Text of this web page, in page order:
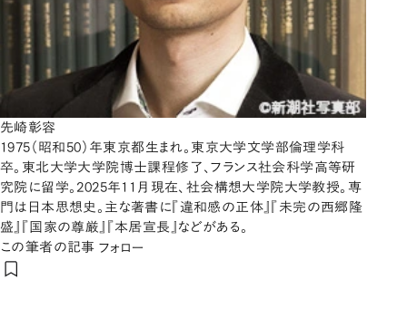
先崎彰容
1975（昭和50）年東京都生まれ。東京大学文学部倫理学科
卒。東北大学大学院博士課程修了、フランス社会科学高等研
究院に留学。2025年11月現在、社会構想大学院大学教授。専
門は日本思想史。主な著書に『違和感の正体』『未完の西郷隆
盛』『国家の尊厳』『本居宣長』などがある。
この筆者の記事 フォロー